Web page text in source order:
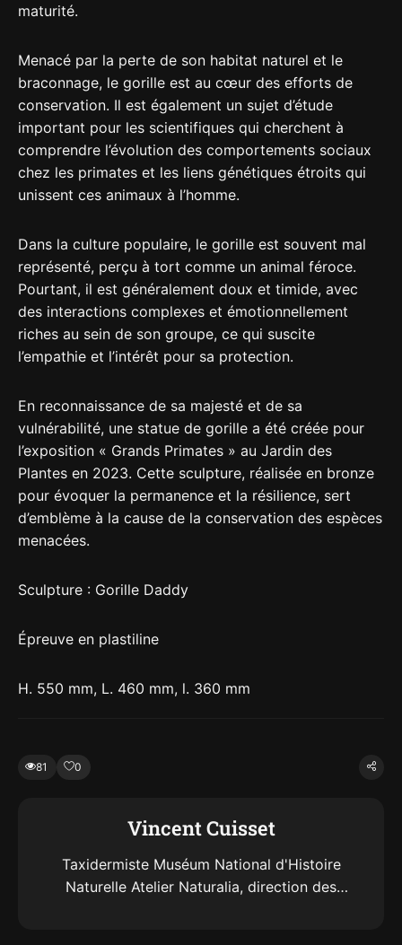
maturité.
Menacé par la perte de son habitat naturel et le
braconnage, le gorille est au cœur des efforts de
conservation. Il est également un sujet d’étude
important pour les scientifiques qui cherchent à
comprendre l’évolution des comportements sociaux
chez les primates et les liens génétiques étroits qui
unissent ces animaux à l’homme.
Dans la culture populaire, le gorille est souvent mal
représenté, perçu à tort comme un animal féroce.
Pourtant, il est généralement doux et timide, avec
des interactions complexes et émotionnellement
riches au sein de son groupe, ce qui suscite
l’empathie et l’intérêt pour sa protection.
En reconnaissance de sa majesté et de sa
vulnérabilité, une statue de gorille a été créée pour
l’exposition « Grands Primates » au Jardin des
Plantes en 2023. Cette sculpture, réalisée en bronze
pour évoquer la permanence et la résilience, sert
d’emblème à la cause de la conservation des espèces
menacées.
Sculpture : Gorille Daddy
Épreuve en plastiline
H. 550 mm, L. 460 mm, l. 360 mm
81 0
Vincent Cuisset
Taxidermiste Muséum National d'Histoire
Naturelle Atelier Naturalia, direction des